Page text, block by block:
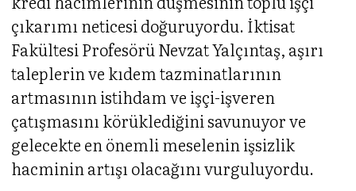
çıkarımı neticesi doğuruyordu. İktisat
Fakültesi Profesörü Nevzat Yalçıntaş, aşırı
taleplerin ve kıdem tazminatlarının
artmasının istihdam ve işçi-işveren
çatışmasını körüklediğini savunuyor ve
gelecekte en önemli meselenin işsizlik
hacminin artışı olacağını vurguluyordu.